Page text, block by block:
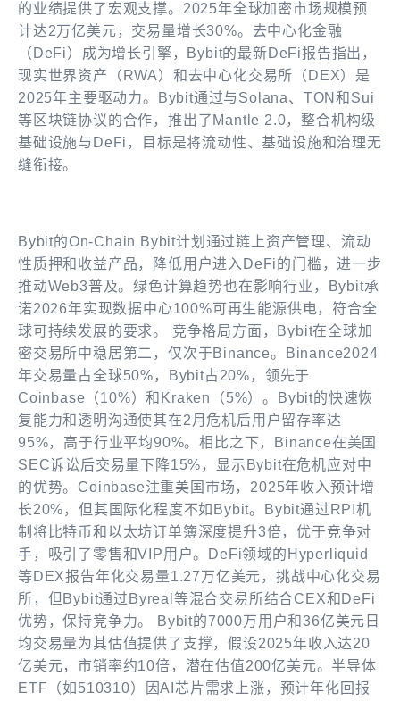
的业绩提供了宏观支撑。2025年全球加密市场规模预
计达2万亿美元，交易量增长30%。去中心化金融
（DeFi）成为增长引擎，Bybit的最新DeFi报告指出，
现实世界资产（RWA）和去中心化交易所（DEX）是
2025年主要驱动力。Bybit通过与Solana、TON和Sui
等区块链协议的合作，推出了Mantle 2.0，整合机构级
基础设施与DeFi，目标是将流动性、基础设施和治理无
缝衔接。
Bybit的On-Chain Bybit计划通过链上资产管理、流动
性质押和收益产品，降低用户进入DeFi的门槛，进一步
推动Web3普及。绿色计算趋势也在影响行业，Bybit承
诺2026年实现数据中心100%可再生能源供电，符合全
球可持续发展的要求。 竞争格局方面，Bybit在全球加
密交易所中稳居第二，仅次于Binance。Binance2024
年交易量占全球50%，Bybit占20%，领先于
Coinbase（10%）和Kraken（5%）。Bybit的快速恢
复能力和透明沟通使其在2月危机后用户留存率达
95%，高于行业平均90%。相比之下，Binance在美国
SEC诉讼后交易量下降15%，显示Bybit在危机应对中
的优势。Coinbase注重美国市场，2025年收入预计增
长20%，但其国际化程度不如Bybit。Bybit通过RPI机
制将比特币和以太坊订单簿深度提升3倍，优于竞争对
手，吸引了零售和VIP用户。DeFi领域的Hyperliquid
等DEX报告年化交易量1.27万亿美元，挑战中心化交易
所，但Bybit通过Byreal等混合交易所结合CEX和DeFi
优势，保持竞争力。 Bybit的7000万用户和36亿美元日
均交易量为其估值提供了支撑，假设2025年收入达20
亿美元，市销率约10倍，潜在估值200亿美元。半导体
ETF（如510310）因AI芯片需求上涨，预计年化回报